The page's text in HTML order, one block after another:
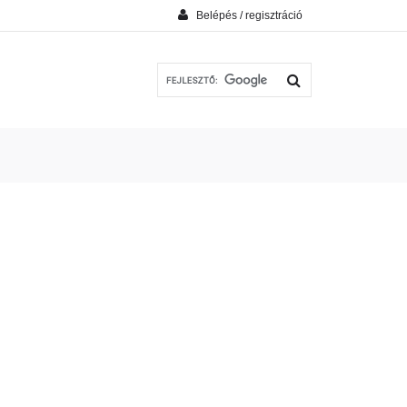
Belépés / regisztráció